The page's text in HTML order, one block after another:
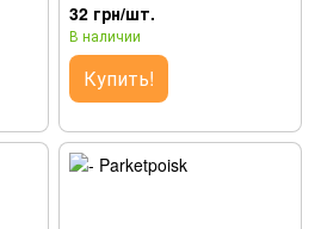
32 грн/шт.
В наличии
Купить!